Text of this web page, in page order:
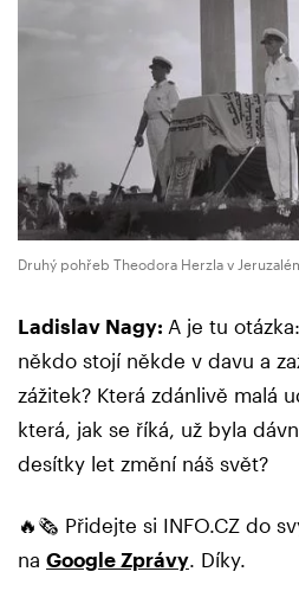
Druhý pohřeb Theodora Herzla v
Ladislav Nagy: A je tu
někdo stojí někde v davu a
zážitek? Která zdánlivě malá
která, jak se říká, už byla
desítky let změní náš svět?
🔥🗞️ Přidejte si INFO.CZ do
na Google Zprávy . Díky.